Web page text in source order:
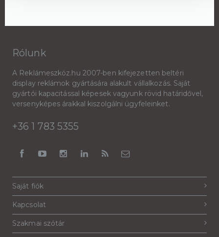
Rólunk
A Reklámeszköz.hu 2007-ben kifejezetten beltéri
display reklámok gyártására alakult vállalkozás. Saját
gyártói kapacitással képesek vagyunk rövid határidővel,
versenyképes árakkal kiszolgálni ügyfeleinket.
+36 1 783 5355
Saját fiók
Kapcsolat
Szakmai szótár